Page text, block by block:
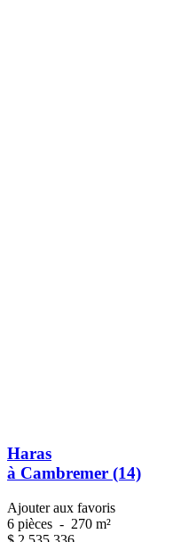
Haras
à Cambremer (14)
Ajouter aux favoris
6 pièces - 270 m²